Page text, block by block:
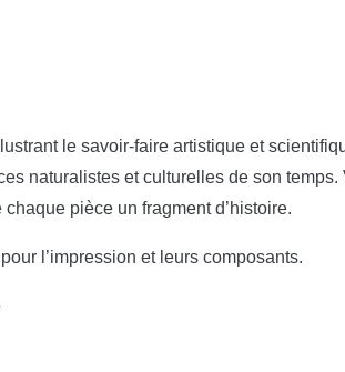
le savoir-faire artistique et
naturalistes et culturelles de son
pièce un fragment d’histoire.
l’impression et leurs composants.